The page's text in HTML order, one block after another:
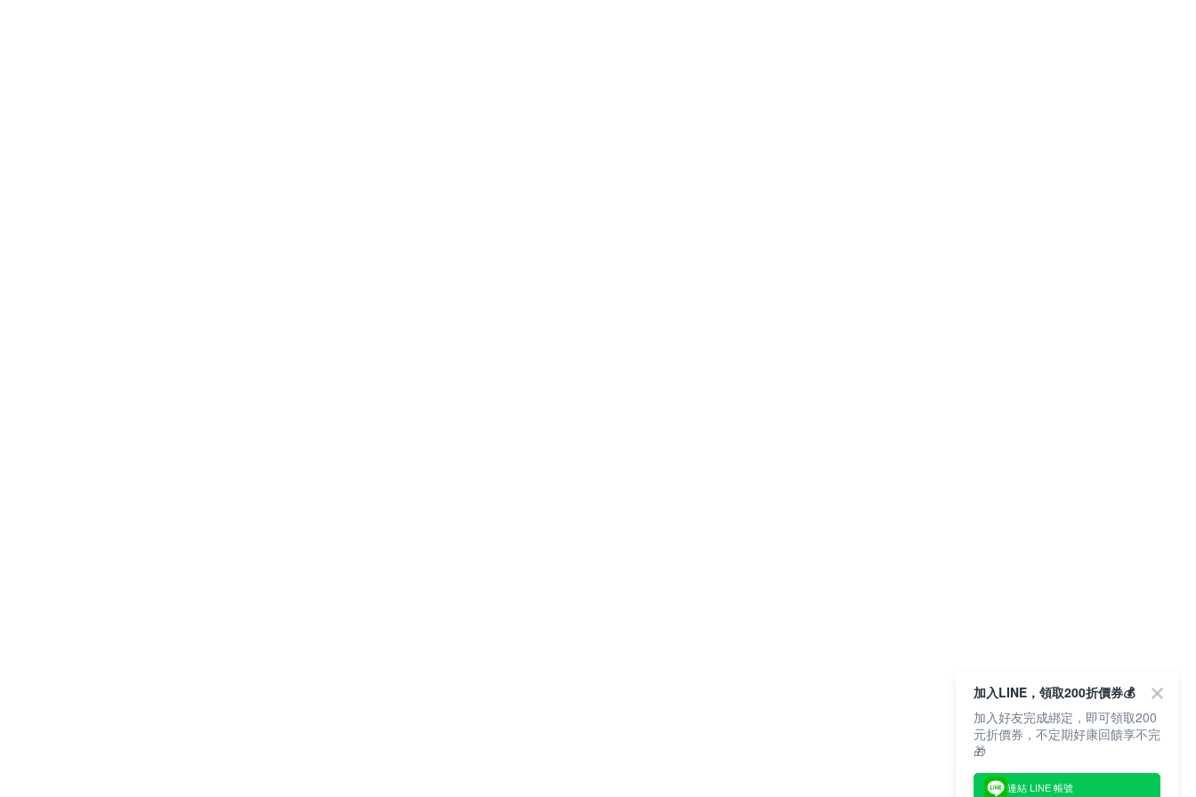
加入LINE，領取200折價券💰
加入好友完成綁定，即可領取200
元折價券，不定期好康回饋享不完
🎁
連結 LINE 帳號